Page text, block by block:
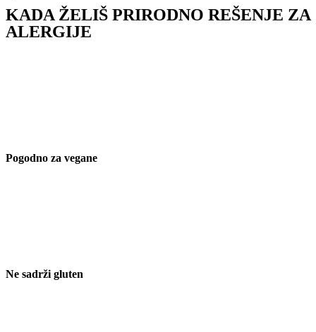
KADA ŽELIŠ PRIRODNO REŠENJE ZA
ALERGIJE
Pogodno za vegane
Ne sadrži gluten